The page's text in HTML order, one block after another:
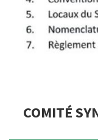
COMITÉ